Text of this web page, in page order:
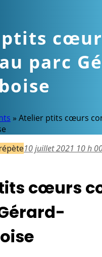
parc
» Atelier ptits cœurs
10 juillet 2021 10 h
cœurs